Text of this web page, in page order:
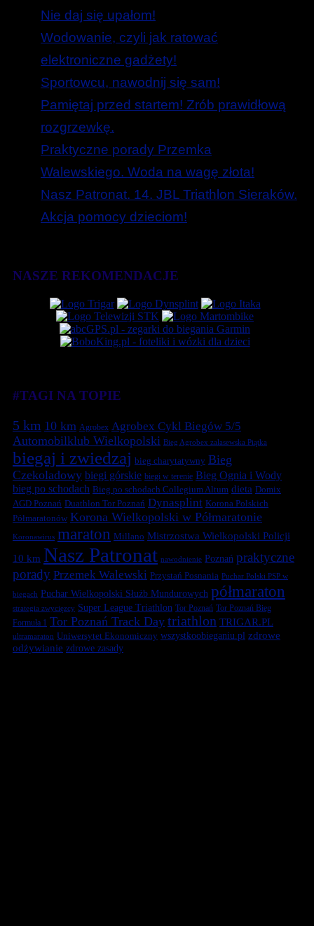
Nie daj się upałom!
Wodowanie, czyli jak ratować
elektroniczne gadżety!
Sportowcu, nawodnij się sam!
Pamiętaj przed startem! Zrób prawidłową
rozgrzewkę.
Praktyczne porady Przemka
Walewskiego. Woda na wagę złota!
Nasz Patronat. 14. JBL Triathlon Sieraków.
Akcja pomocy dzieciom!
NASZE REKOMENDACJE
#TAGI NA TOPIE
5 km 10 km Agrobex Agrobex Cykl Biegów 5/5
Automobilklub Wielkopolski Bieg Agrobex zalasewska Piątka
biegaj i zwiedzaj bieg charytatywny Bieg
Czekoladowy biegi górskie biegi w terenie Bieg Ognia i Wody
bieg po schodach Bieg po schodach Collegium Altum dieta Domix
AGD Poznań Duathlon Tor Poznań Dynasplint Korona Polskich
Półmaratonów Korona Wielkopolski w Półmaratonie
Koronawirus maraton Millano Mistrzostwa Wielkopolski Policji
10 km Nasz Patronat nawodnienie Poznań praktyczne
porady Przemek Walewski Przystań Posnania Puchar Polski PSP w
biegach Puchar Wielkopolski Służb Mundurowych półmaraton
strategia zwycięzcy Super League Triathlon Tor Poznań Tor Poznań Bieg
Formuła 1 Tor Poznań Track Day triathlon TRIGAR.PL
ultramaraton Uniwersytet Ekonomiczny wszystkoobieganiu.pl zdrowe
odżywianie zdrowe zasady